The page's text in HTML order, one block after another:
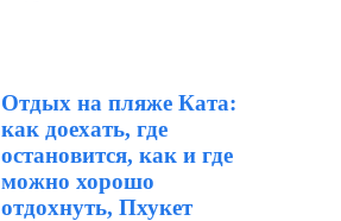
Отдых на пляже Ката:
как доехать, где
остановится, как и где
можно хорошо
отдохнуть, Пхукет